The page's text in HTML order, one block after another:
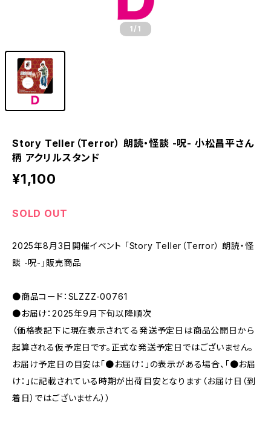
1 /1
Story Teller（Terror） 朗読・怪談 -呪- 小松昌平さん
柄 アクリルスタンド
¥1,100
SOLD OUT
2025年8月3日開催イベント 「Story Teller（Terror） 朗読・怪
談 -呪-」販売商品
●商品コード：SLZZZ-00761
●お届け：2025年9月下旬以降順次
（価格表記下に現在表示されてる発送予定日は商品公開日から
起算される仮予定日です。正式な発送予定日ではございません。
お届け予定日の目安は「●お届け：」の表示がある場合、「●お届
け：」に記載されている時期が出荷目安となります（お届け日（到
着日）ではございません））